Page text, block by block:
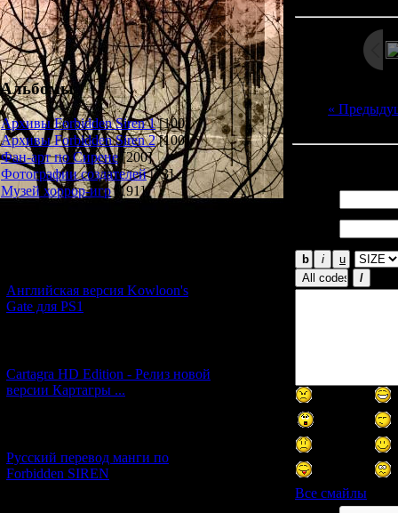
Альбомы
Архивы Forbidden Siren 1 [100]
Архивы Forbidden Siren 2 [100]
Фан-арт по Сирене [200]
Фотографии создателей [73]
Музей хоррор-игр
[191]
Английская версия Kowloon's
Gate для PS1
Cartagra HD Edition - Релиз новой
версии Картагры ...
Русский перевод манги по
Forbidden SIREN
«
Все смайлы